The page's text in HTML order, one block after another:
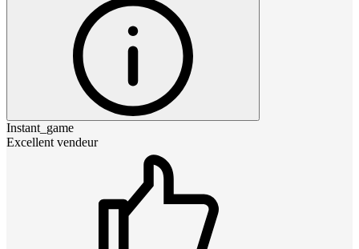
Instant_game
Excellent vendeur